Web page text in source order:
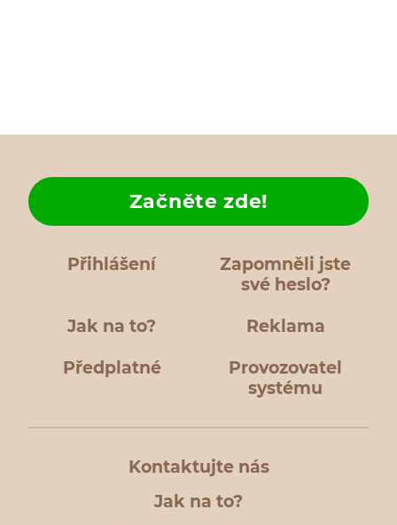
Přihlášení
Zapomněli jste
své heslo?
Jak na to?
Začněte zde!
Reklama
Předplatné
Provozovatel
systému
Kontaktujte nás
Jak na to?